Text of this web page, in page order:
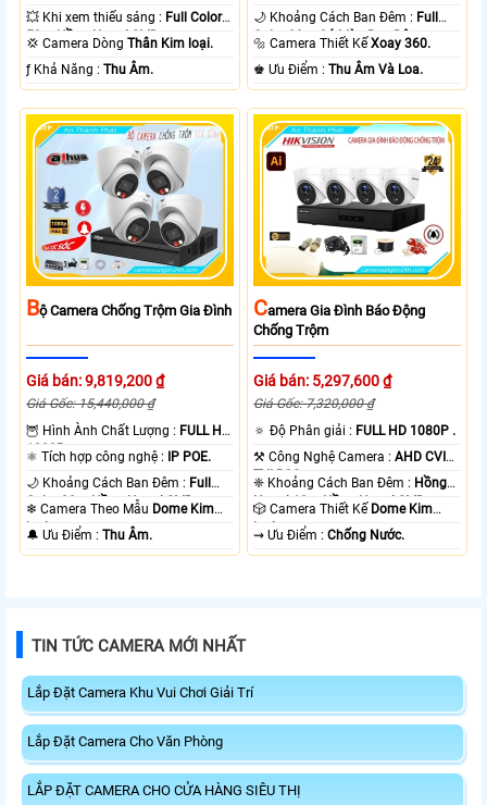
💥 Khi xem thiếu sáng : Full Color
50m Hồng Ngoại SMD.
💢 Camera DòngThân Kim loại.
️ƒ Khả Năng :Thu Âm.
🌙 Khoảng Cách Ban Đêm : Full
Color 30m Có Màu Ban Ðêm.
🔩 Camera Thiết KếXoay 360.
️♚ Ưu Điểm :Thu Âm Và Loa.
BỘ Camera Chống Trộm Gia Đình
Giá bán: 9,819,200 ₫
Giá Gốc: 15,440,000 ₫
🦉 Hình Ành Chất Lượng : FULL HD
1080P .
⚛️ Tích hợp công nghệ : IP POE.
🌙 Khoảng Cách Ban Đêm : Full
Color 20m Hồng Ngoại SMD.
❄ Camera Theo Mẫu Dome Kim
loại.
️🔔 Ưu Điểm :Thu Âm.
CAmera Gia Đình Báo Động
Chống Trộm
Giá bán: 5,297,600 ₫
Giá Gốc: 7,320,000 ₫
🔅 Độ Phân giải : FULL HD 1080P .
⚒ Công Nghệ Camera :AHD CVI
TVI BCS.
❈ Khoảng Cách Ban Đêm : Hồng
Ngoại 10m Hồng Ngoại SMD.
🎲 Camera Thiết Kế Dome Kim
loại.
️⇝ Ưu Điểm :Chống Nước.
TIN TỨC CAMERA MỚI NHẤT
Lắp Đặt Camera Khu Vui Chơi Giải Trí
Lắp Đặt Camera Cho Văn Phòng
LẮP ĐẶT CAMERA CHO CỬA HÀNG SIÊU THỊ